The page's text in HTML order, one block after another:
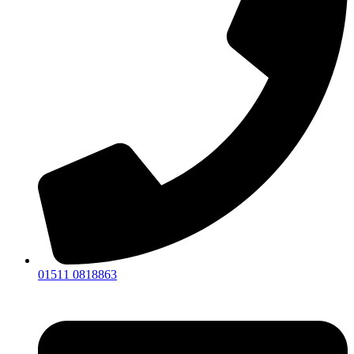
01511 0818863